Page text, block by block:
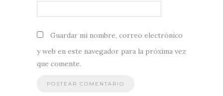
Guardar mi nombre, correo electrónico
y web en este navegador para la próxima vez
que comente.